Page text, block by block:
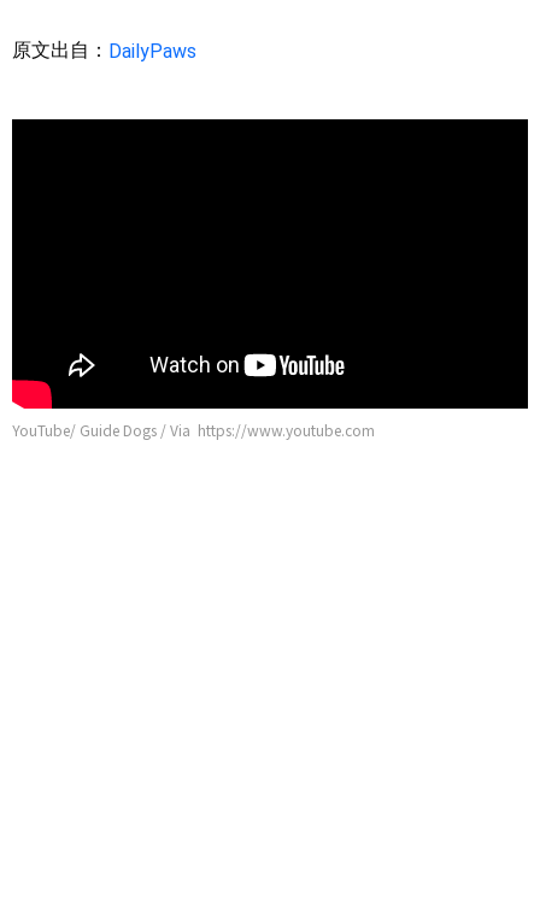
原文出自： DailyPaws
YouTube/ Guide Dogs / Via https://www.youtube.com